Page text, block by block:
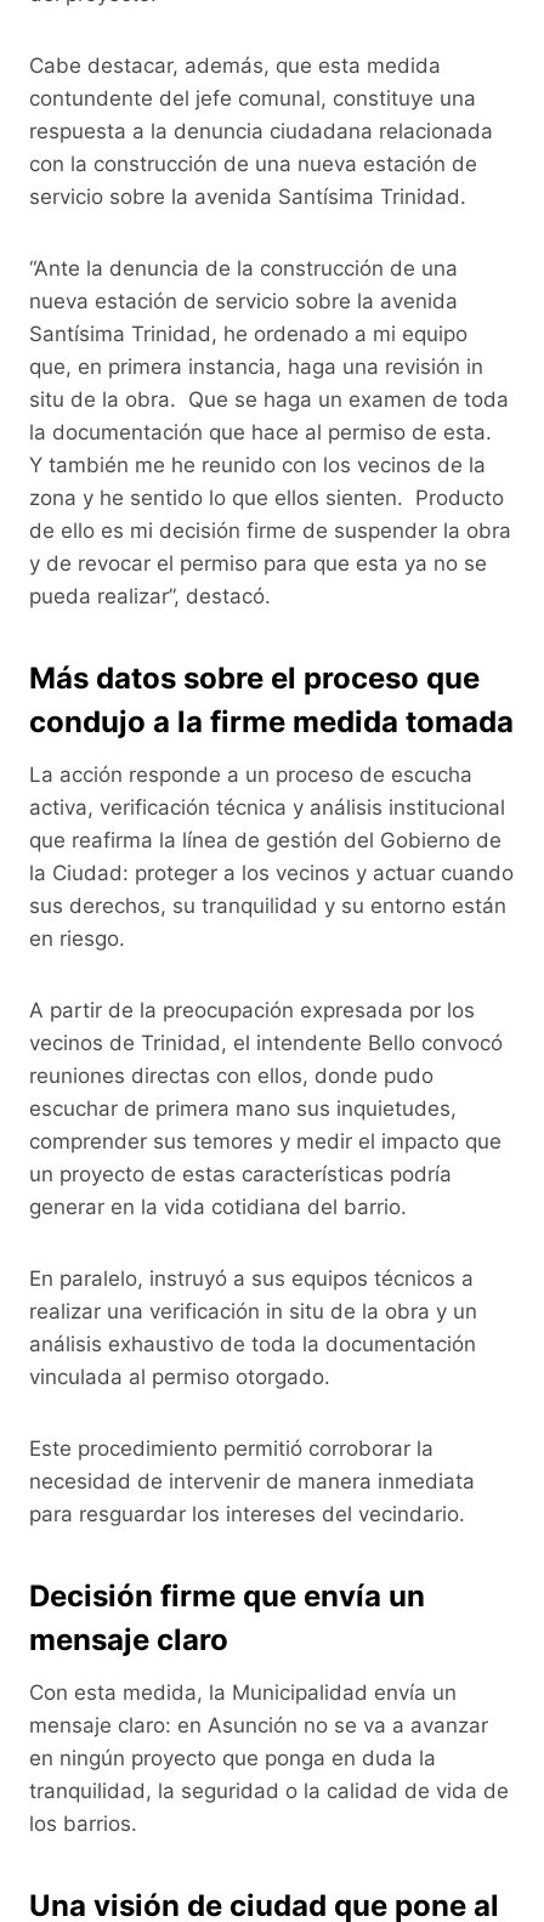
Cabe destacar, además, que esta medida
contundente del jefe comunal, constituye una
respuesta a la denuncia ciudadana relacionada
con la construcción de una nueva estación de
servicio sobre la avenida Santísima Trinidad.
“Ante la denuncia de la construcción de una
nueva estación de servicio sobre la avenida
Santísima Trinidad, he ordenado a mi equipo
que, en primera instancia, haga una revisión in
situ de la obra. Que se haga un examen de toda
la documentación que hace al permiso de esta.
Y también me he reunido con los vecinos de la
zona y he sentido lo que ellos sienten. Producto
de ello es mi decisión firme de suspender la obra
y de revocar el permiso para que esta ya no se
pueda realizar”, destacó.
Más datos sobre el proceso que
condujo a la firme medida tomada
La acción responde a un proceso de escucha
activa, verificación técnica y análisis institucional
que reafirma la línea de gestión del Gobierno de
la Ciudad: proteger a los vecinos y actuar cuando
sus derechos, su tranquilidad y su entorno están
en riesgo.
A partir de la preocupación expresada por los
vecinos de Trinidad, el intendente Bello convocó
reuniones directas con ellos, donde pudo
escuchar de primera mano sus inquietudes,
comprender sus temores y medir el impacto que
un proyecto de estas características podría
generar en la vida cotidiana del barrio.
En paralelo, instruyó a sus equipos técnicos a
realizar una verificación in situ de la obra y un
análisis exhaustivo de toda la documentación
vinculada al permiso otorgado.
Este procedimiento permitió corroborar la
necesidad de intervenir de manera inmediata
para resguardar los intereses del vecindario.
Decisión firme que envía un
mensaje claro
Con esta medida, la Municipalidad envía un
mensaje claro: en Asunción no se va a avanzar
en ningún proyecto que ponga en duda la
tranquilidad, la seguridad o la calidad de vida de
los barrios.
Una visión de ciudad que pone al